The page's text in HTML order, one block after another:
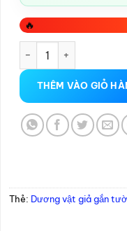
🔥
THÊM VÀO GIỎ
Thẻ: Dương vật giả gắn